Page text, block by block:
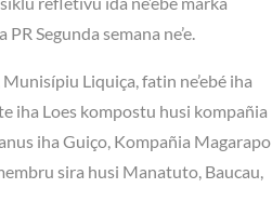
Segunda semana ne’e.
Liquiça, fatin ne’ebé iha
iha Loes kompostu husi kompañia
iha Guiço, Kompañia Magarapo
sira husi Manatuto, Baucau,